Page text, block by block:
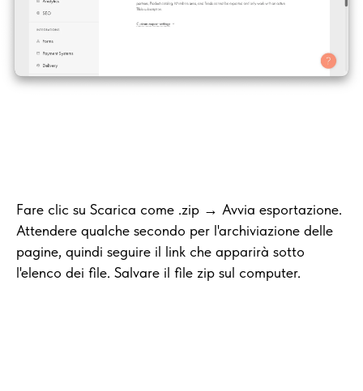
Fare clic su Scarica come .zip → Avvia esportazione.
Attendere qualche secondo per l'archiviazione delle
pagine, quindi seguire il link che apparirà sotto
l'elenco dei file. Salvare il file zip sul computer.